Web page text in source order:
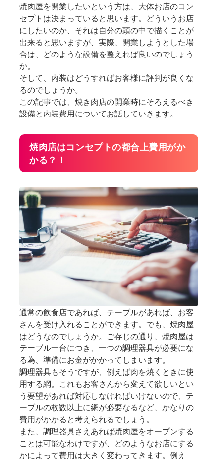
焼肉屋を開業したいという方は、大体お店のコン
セプトは決まっていると思います。どういうお店
にしたいのか、それは自分の頭の中で描くことが
出来ると思いますが、実際、開業しようとした場
合は、どのような設備を整えれば良いのでしょう
か。
そして、内装はどうすればお客様に評判が良くな
るのでしょうか。
この記事では、焼き肉店の開業時にそろえるべき
設備と内装費用についてお話していきます。
焼肉店はコンセプトの都合上費用がか
かる？！
通常の飲食店であれば、テーブルがあれば、お客
さんを受け入れることができます。でも、焼肉屋
はどうなのでしょうか。ご存じの通り、焼肉屋は
テーブル一台につき、一つの調理器具が必要にな
る為、準備にお金がかかってしまいます。
調理器具もそうですが、例えば肉を焼くときに使
用する網。これもお客さんから変えて欲しいとい
う要望があれば対応しなければいけないので、テ
ーブルの枚数以上に網が必要なるなど、かなりの
費用がかかると考えられるでしょう。
また、調理器具さえあれば焼肉屋をオープンする
ことは可能なわけですが、どのようなお店にする
かによって費用は大きく変わってきます。例え